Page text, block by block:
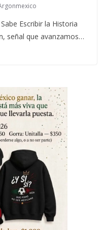
Escribir la Historia
señal que avanzamos…